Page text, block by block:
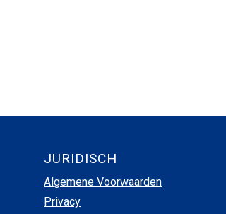
JURIDISCH
Algemene Voorwaarden
Privacy